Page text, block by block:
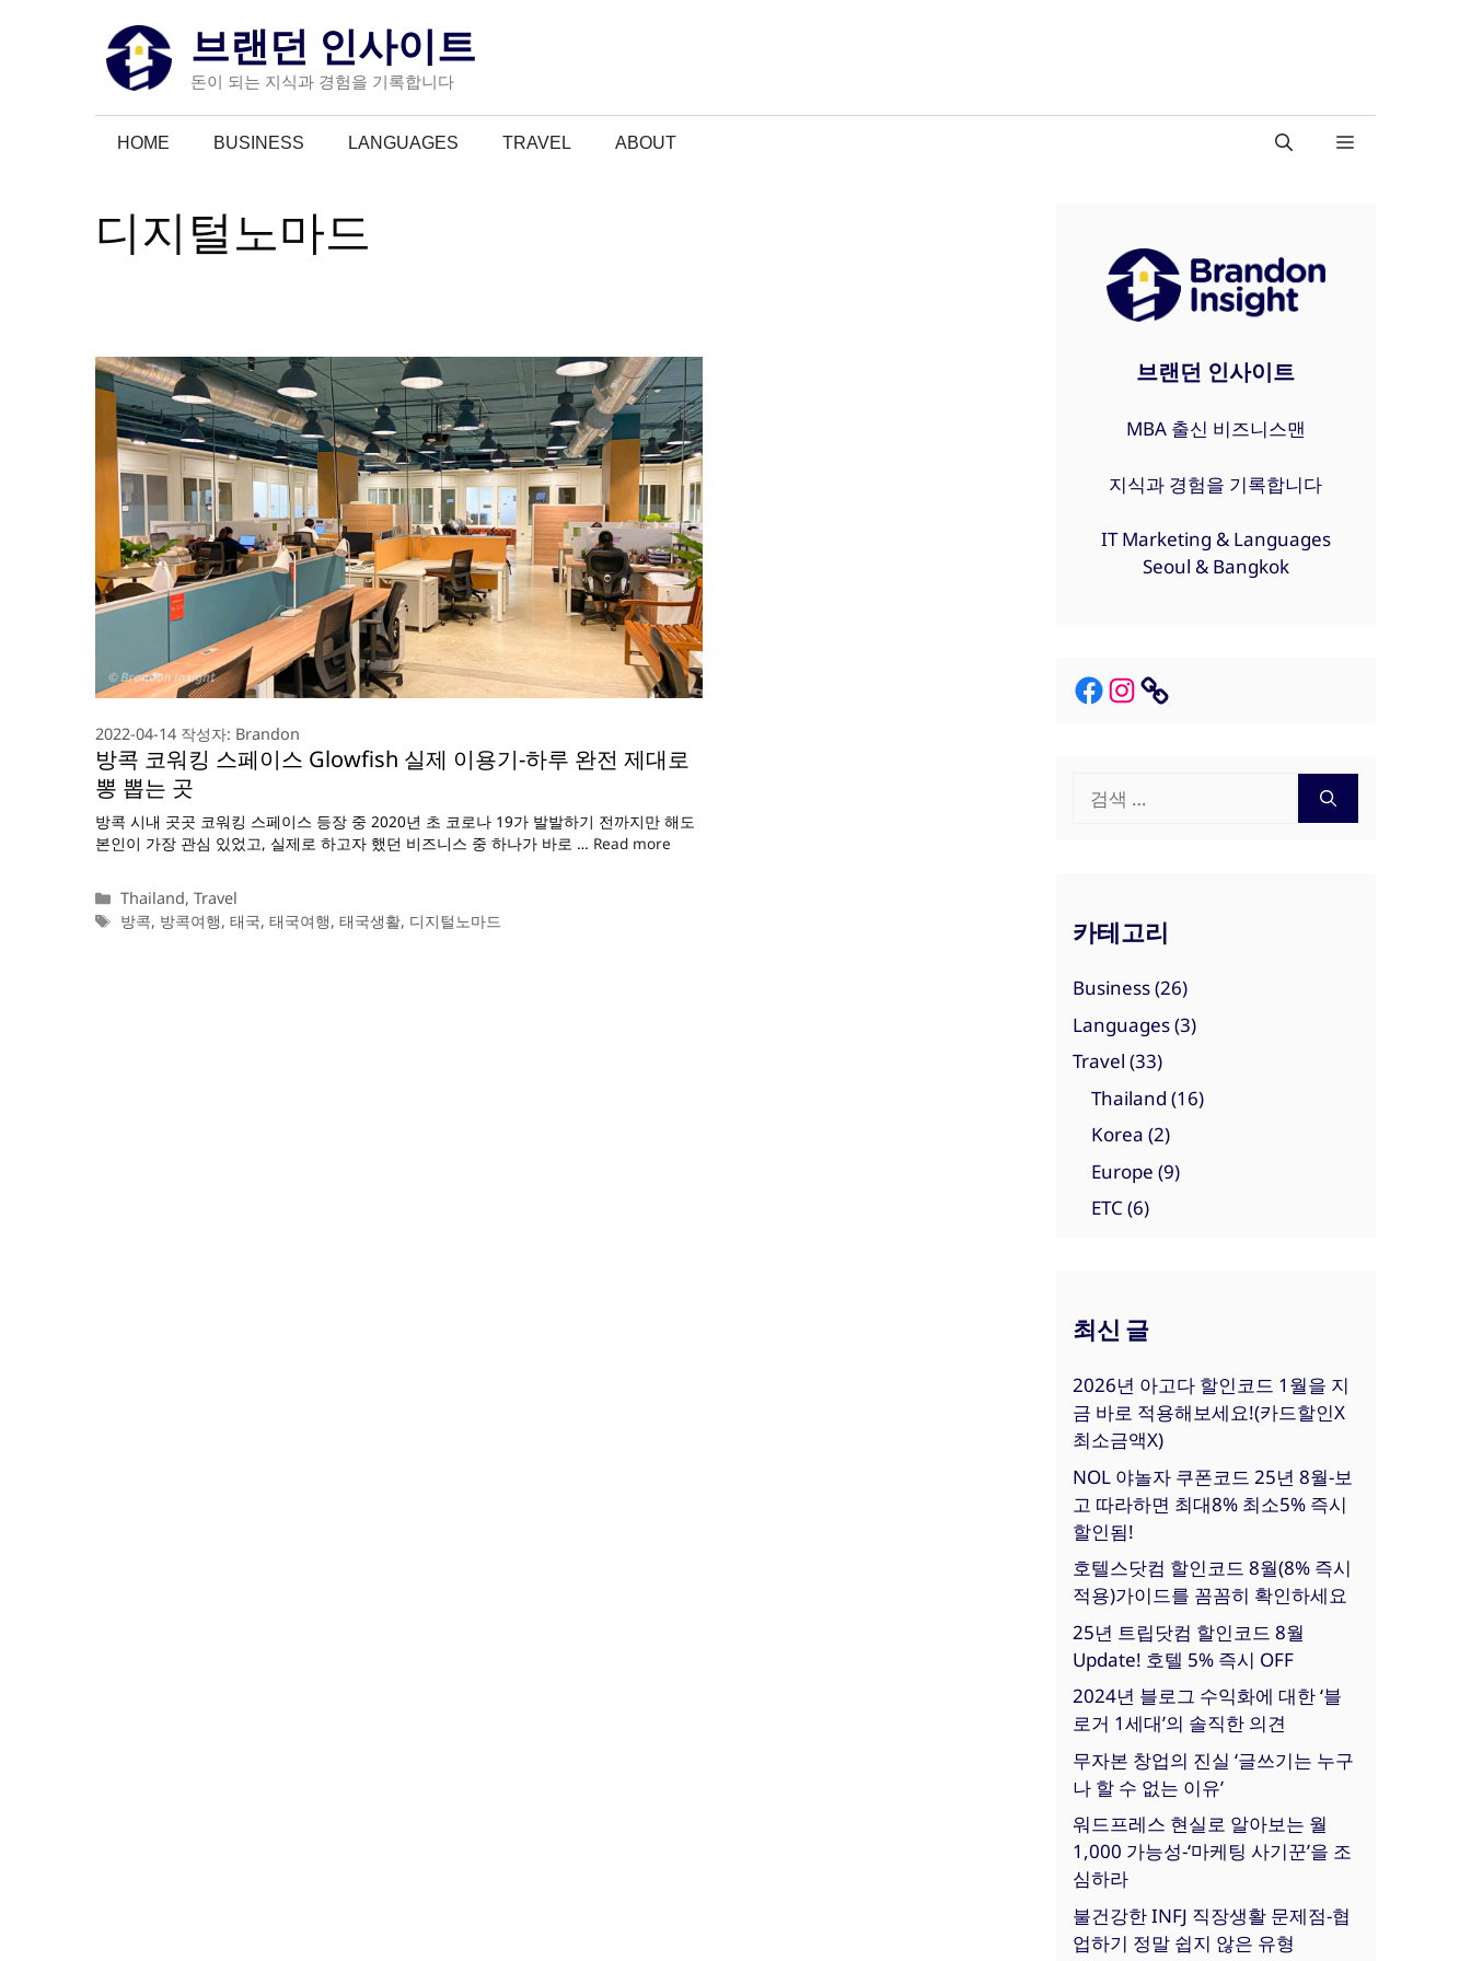
브랜던 인사이트
돈이 되는 지식과 경험을 기록합니다
HOME BUSINESS LANGUAGES TRAVEL ABOUT
디지털노마드
방콕 코워킹 스페이스 Glowfish 실제 이용기-하루 완전 제대로
뽕 뽑는 곳
2022-04-14 작성자: Brandon
방콕 시내 곳곳 코워킹 스페이스 등장 중 2020년 초 코로나 19가 발발하기 전까지만 해도
본인이 가장 관심 있었고, 실제로 하고자 했던 비즈니스 중 하나가 바로 … Read more
카
테
Thailand,Travel
태
방콕, 방콕여행,태국,태국여행,태국생활, 디지털노마드
브랜던 인사이트
MBA 출신 비즈니스맨
지식과 경험을 기록합니다
IT Marketing & Languages
Seoul & Bangkok
Facebook
Instagram
Link
색:
카테고리
Business(26)
Languages(3)
Travel (33)
Thailand (16)
Korea (2)
Europe (9)
ETC (6)
최신 글
2026년 아고다 할인코드 1월을 지
금 바로 적용해보세요!(카드할인X
최소금액X)
NOL 야놀자 쿠폰코드 25년 8월-보
고 따라하면 최대8% 최소5% 즉시
할인됨!
호텔스닷컴 할인코드 8월(8% 즉시
적용)가이드를 꼼꼼히 확인하세요
25년 트립닷컴 할인코드 8월
Update! 호텔 5% 즉시 OFF
2024년 블로그 수익화에 대한 ‘블
로거 1세대’의 솔직한 의견
무자본 창업의 진실 ‘글쓰기는 누구
나 할 수 없는 이유’
워드프레스 현실로 알아보는 월
1,000 가능성-‘마케팅 사기꾼’을 조
심하라
불건강한 INFJ 직장생활 문제점-협
업하기 정말 쉽지 않은 유형